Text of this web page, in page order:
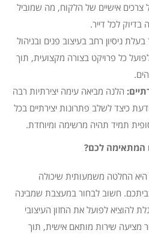
אישיים של הלקוח, מה שמוביל
לכל דייר.
ניסיון רחב בעיצוב פנים ובניהול
לפועל כל פרויקט בצורה מקצועית, תוך
הלנה מביאה עימה יצירתיות רבה
כיצד לשלב פתרונות יצירתיים בכל
תמיד תהיה מרשימה ומיוחדת.
המתאימה לכם?
החלטה משמעותית שיכולה
חשוב לבחור במעצבת שמבינה
להוציא לפועל את החזון העיצובי
מציעה שירות מותאם אישית, תוך